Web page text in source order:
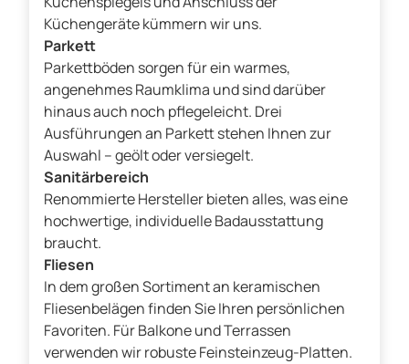
Küchengeräte kümmern wir uns.
Parkett
Parkettböden sorgen für ein warmes,
angenehmes Raumklima und sind darüber
hinaus auch noch pflegeleicht. Drei
Ausführungen an Parkett stehen Ihnen zur
Auswahl – geölt oder versiegelt.
Sanitärbereich
Renommierte Hersteller bieten alles, was eine
hochwertige, individuelle Badausstattung
braucht.
Fliesen
In dem großen Sortiment an keramischen
Fliesenbelägen finden Sie Ihren persönlichen
Favoriten. Für Balkone und Terrassen
verwenden wir robuste Feinsteinzeug-Platten.